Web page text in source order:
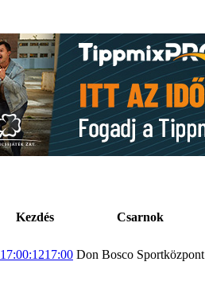
Kezdés Csarnok
17:00:1217:00 Don Bosco Sportközpont